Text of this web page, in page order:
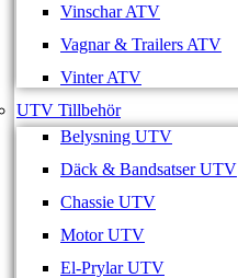
Vinschar ATV
Vagnar & Trailers ATV
Vinter ATV
UTV Tillbehör
Belysning UTV
Däck & Bandsatser UTV
Chassie UTV
Motor UTV
El-Prylar UTV